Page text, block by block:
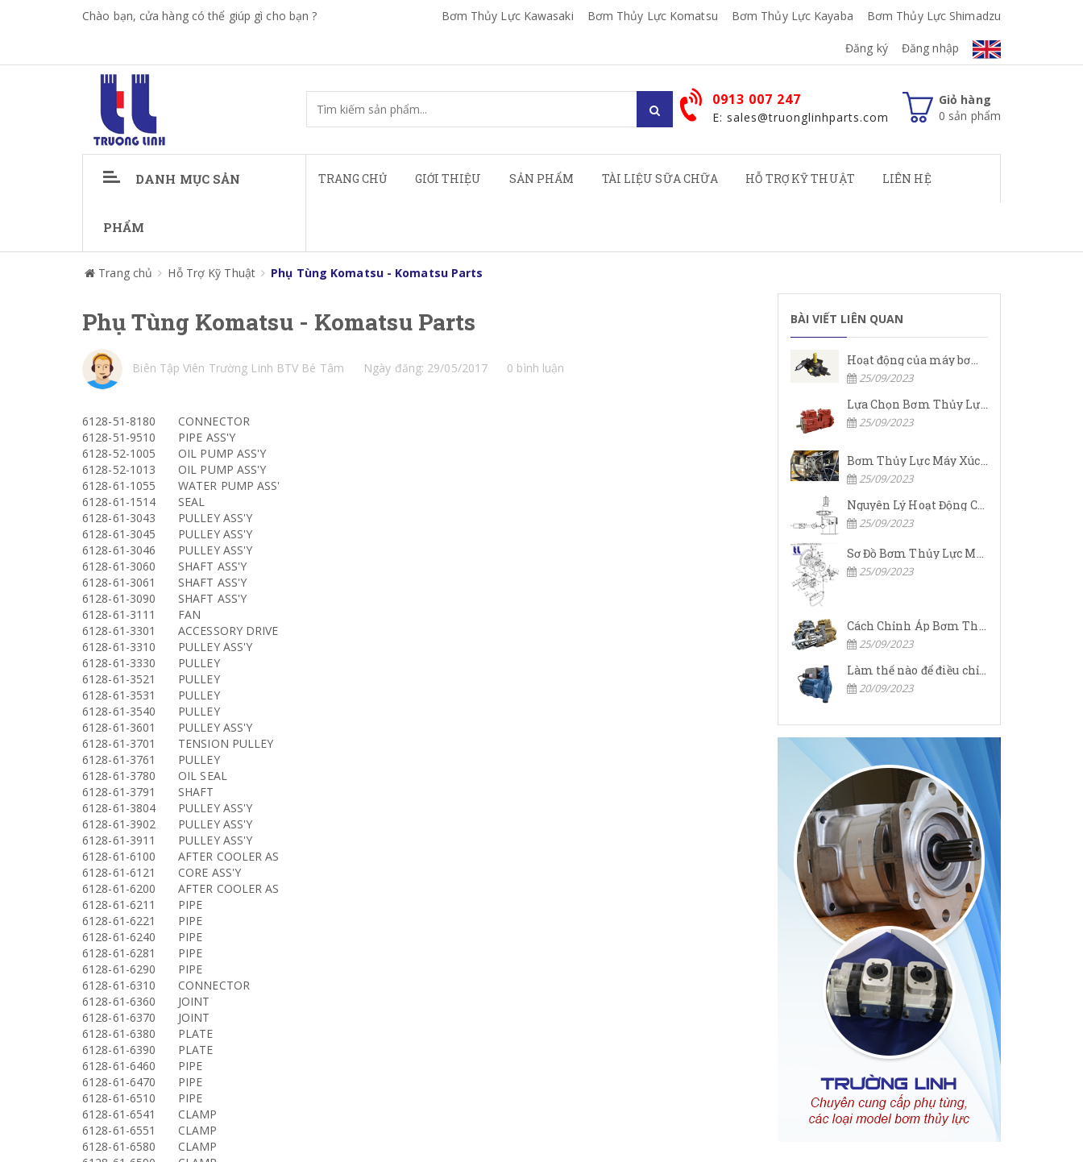
Chào bạn, cửa hàng có thể giúp gì cho bạn ? Bơm Thủy Lực Kawasaki Bơm Thủy Lực Komatsu Bơm Thủy Lực Kayaba Bơm Thủy Lực Shimadzu
Đăng ký Đăng nhập
Giỏ hàng
0 sản phẩm
0913 007 247
E: sales@truonglinhparts.com
DANH MỤC SẢN
PHẨM
TRANG CHỦ GIỚI THIỆU SẢN PHẨM TÀI LIỆU SỮA CHỮA HỖ TRỢ KỸ THUẬT LIÊN HỆ
Trang chủ Hỗ Trợ Kỹ Thuật Phụ Tùng Komatsu - Komatsu Parts
Phụ Tùng Komatsu - Komatsu Parts
Biên Tập Viên Trường Linh BTV Bé Tâm Ngày đăng: 29/05/2017 0 bình luận
6128-51-8180
CONNECTOR
6128-51-9510
PIPE ASS'Y
6128-52-1005
OIL PUMP ASS'Y
6128-52-1013
OIL PUMP ASS'Y
6128-61-1055
WATER PUMP ASS'
6128-61-1514
SEAL
6128-61-3043
PULLEY ASS'Y
6128-61-3045
PULLEY ASS'Y
6128-61-3046
PULLEY ASS'Y
6128-61-3060
SHAFT ASS'Y
6128-61-3061
SHAFT ASS'Y
6128-61-3090
SHAFT ASS'Y
6128-61-3111
FAN
6128-61-3301
ACCESSORY DRIVE
6128-61-3310
PULLEY ASS'Y
6128-61-3330
PULLEY
6128-61-3521
PULLEY
6128-61-3531
PULLEY
6128-61-3540
PULLEY
6128-61-3601
PULLEY ASS'Y
6128-61-3701
TENSION PULLEY
6128-61-3761
PULLEY
6128-61-3780
OIL SEAL
6128-61-3791
SHAFT
6128-61-3804
PULLEY ASS'Y
6128-61-3902
PULLEY ASS'Y
6128-61-3911
PULLEY ASS'Y
6128-61-6100
AFTER COOLER AS
6128-61-6121
CORE ASS'Y
6128-61-6200
AFTER COOLER AS
6128-61-6211
PIPE
6128-61-6221
PIPE
6128-61-6240
PIPE
6128-61-6281
PIPE
6128-61-6290
PIPE
6128-61-6310
CONNECTOR
6128-61-6360
JOINT
6128-61-6370
JOINT
6128-61-6380
PLATE
6128-61-6390
PLATE
6128-61-6460
PIPE
6128-61-6470
PIPE
6128-61-6510
PIPE
6128-61-6541
CLAMP
6128-61-6551
CLAMP
6128-61-6580
CLAMP
BÀI VIẾT LIÊN QUAN
Hoạt động của máy bơm cánh gạt Rexroth
25/09/2023
Lựa Chọn Bơm Thủy Lực Komatsu Đúng
25/09/2023
Bơm Thủy Lực Máy Xúc Komatsu Bị Hỏng: Nguyên Nhân Và Cách Khắc Phục
25/09/2023
Nguyên Lý Hoạt Động Của Bơm Thủy Lực Komatsu
25/09/2023
25/09/2023
25/09/2023
Làm thế nào để điều chỉnh áp suất đầu ra của bơm thủy lực?
20/09/2023